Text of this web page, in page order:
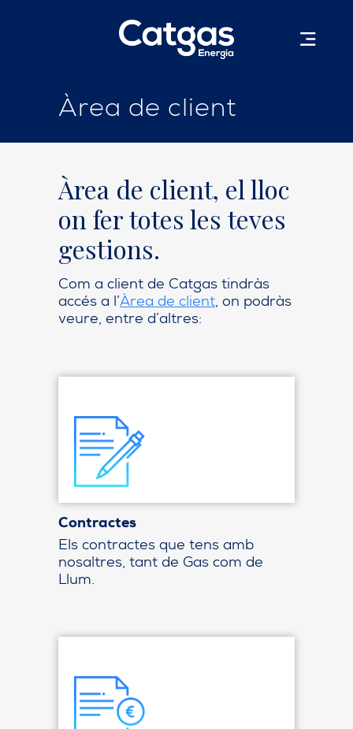
Àrea de client
Àrea de client, el lloc
on fer totes les teves
gestions.
Com a client de Catgas tindràs
accés a l’Àrea de client, on podràs
veure, entre d’altres:
Contractes
Els contractes que tens amb
nosaltres, tant de Gas com de
Llum.